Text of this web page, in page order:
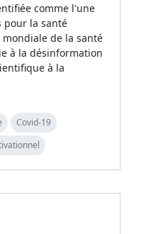
comme l'une
pour la santé
de la santé
à la désinformation
à la
Covid-19